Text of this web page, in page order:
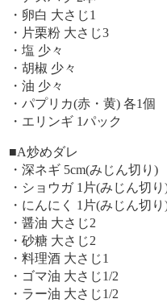
・卵白 大さじ1
・片栗粉 大さじ3
・塩 少々
・胡椒 少々
・油 少々
・パプリカ(赤・黄) 各1個
・エリンギ 1パック
■A炒めダレ
・深ネギ 5cm(みじん切り)
・ショウガ 1片(みじん切
・にんにく 1片(みじん切り
・醤油 大さじ2
・砂糖 大さじ2
・料理酒 大さじ1
・ゴマ油 大さじ1/2
・ラー油 大さじ1/2